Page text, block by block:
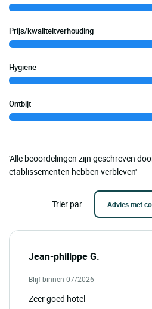
Prijs/kwaliteitverhouding
Hygiëne
Ontbijt
'Alle beoordelingen zijn geschreven
etablissementen hebben verbleven'
Trier par
Jean-philippe G.
Blijf binnen 07/2026
Zeer goed hotel